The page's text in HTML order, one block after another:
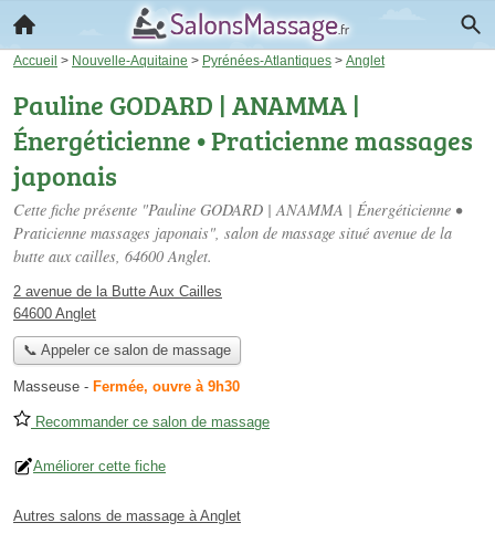
Accueil > Nouvelle-Aquitaine > Pyrénées-Atlantiques > Anglet
Pauline GODARD | ANAMMA |
Énergéticienne • Praticienne massages
japonais
Cette fiche présente "Pauline GODARD | ANAMMA | Énergéticienne •
Praticienne massages japonais", salon de massage situé avenue de la
butte aux cailles, 64600 Anglet.
2 avenue de la Butte Aux Cailles
64600 Anglet
📞 Appeler ce salon de massage
Masseuse - Fermée, ouvre à 9h30
Recommander ce salon de massage
Améliorer cette fiche
Autres salons de massage à Anglet